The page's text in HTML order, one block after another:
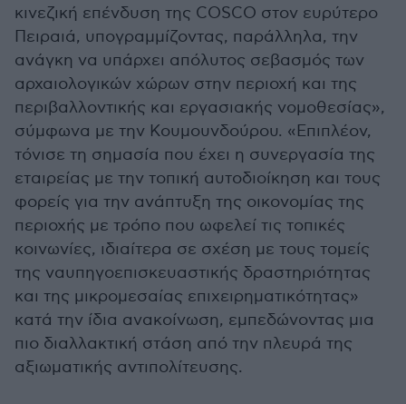
κινεζική επένδυση της COSCO στον ευρύτερο
Πειραιά, υπογραμμίζοντας, παράλληλα, την
ανάγκη να υπάρχει απόλυτος σεβασμός των
αρχαιολογικών χώρων στην περιοχή και της
περιβαλλοντικής και εργασιακής νομοθεσίας»,
σύμφωνα με την Κουμουνδούρου. «Επιπλέον,
τόνισε τη σημασία που έχει η συνεργασία της
εταιρείας με την τοπική αυτοδιοίκηση και τους
φορείς για την ανάπτυξη της οικονομίας της
περιοχής με τρόπο που ωφελεί τις τοπικές
κοινωνίες, ιδιαίτερα σε σχέση με τους τομείς
της ναυπηγοεπισκευαστικής δραστηριότητας
και της μικρομεσαίας επιχειρηματικότητας»
κατά την ίδια ανακοίνωση, εμπεδώνοντας μια
πιο διαλλακτική στάση από την πλευρά της
αξιωματικής αντιπολίτευσης.